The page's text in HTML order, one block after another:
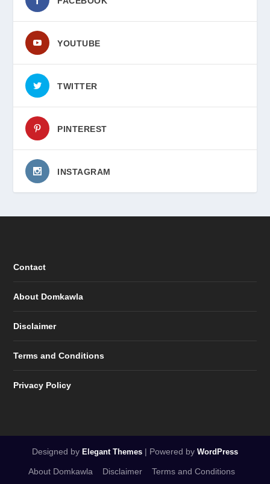
YOUTUBE
TWITTER
PINTEREST
INSTAGRAM
Contact
About Domkawla
Disclaimer
Terms and Conditions
Privacy Policy
Designed by Elegant Themes | Powered by WordPress
About Domkawla Disclaimer Terms and Conditions